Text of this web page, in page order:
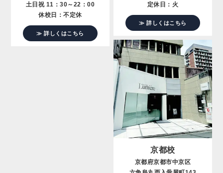
土日祝 11：30～22：00
休校日：不定休
≫ 詳しくはこちら
定休日：火
≫ 詳しくはこちら
京都校
京都府京都市中京区